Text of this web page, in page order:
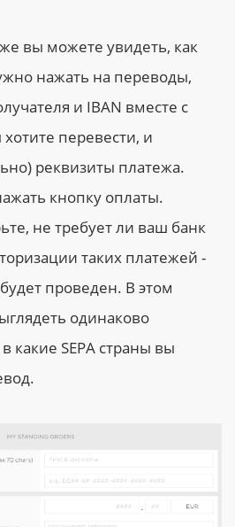
вы можете увидеть, как
нажать на переводы,
и IBAN вместе с
перевести, и
реквизиты платежа.
кнопку оплаты.
не требует ли ваш банк
таких платежей -
проведен. В этом
одинаково
какие SEPA страны вы